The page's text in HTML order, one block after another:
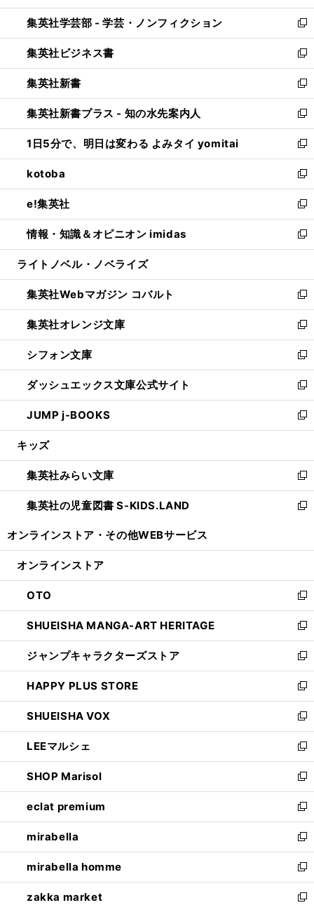
開
く
ウ
で
開
く
ン
ド
ウ
で
開
く
ウ
ィ
ン
ド
ウ
で
開
く
集英社学芸部 - 学芸・ノンフィクション
新
し
い
ウ
ィ
ン
ド
ウ
で
開
く
集英社ビジネス書
新
し
い
ウ
ィ
ン
ド
ウ
で
開
く
集英社新書
新
し
い
ウ
ィ
ン
ド
ウ
で
開
く
集英社新書プラス - 知の水先案内人
新
し
い
ウ
ィ
ン
ド
ウ
で
開
1日5分で、明日は変わる よみタイ yomitai
新
し
い
ウ
ィ
ン
ド
ウ
開
く
kotoba
新
し
い
ウ
ィ
ン
ウ
で
開
く
e!集英社
新
し
い
ウ
ン
ド
ウ
で
開
く
情報・知識＆オピニオン imidas
新
し
ウ
ィ
ン
ド
ウ
で
開
く
ライトノベル・ノベライズ
集英社Webマガジン コバルト
新
し
い
ウ
ィ
ン
ド
ウ
で
開
集英社オレンジ文庫
新
し
い
ウ
ィ
ン
ド
ウ
開
く
シフォン文庫
新
し
い
ウ
ィ
ン
ウ
で
開
く
ダッシュエックス文庫公式サイト
新
し
い
ウ
ン
ド
ウ
で
JUMP j-BOOKS
新
し
ウ
ィ
ン
ド
開
キッズ
集英社みらい文庫
新
し
い
ン
ウ
で
開
く
集英社の児童図書 S-KIDS.LAND
新
ウ
ン
ド
ウ
で
開
く
オンラインストア・ その他WEBサービス
オンラインストア
OTO
新
し
い
ウ
ィ
ン
ド
ウ
で
開
く
SHUEISHA MANGA-ART HERITAGE
新
し
い
ウ
ィ
ン
ド
ウ
で
開
く
ジャンプキャラクターズストア
新
し
い
ウ
ィ
ン
ド
ウ
で
開
く
HAPPY PLUS STORE
新
し
い
ウ
ィ
ン
ド
ウ
で
開
く
SHUEISHA VOX
新
し
い
ウ
ィ
ン
ド
ウ
で
開
く
LEEマルシェ
新
し
い
ウ
ィ
ン
ド
ウ
で
開
く
SHOP Marisol
新
し
い
ウ
ィ
ン
ド
ウ
で
eclat premium
新
し
い
ウ
ィ
ン
ド
mirabella
新
し
い
ウ
ィ
mirabella homme
新
し
い
zakka market
新